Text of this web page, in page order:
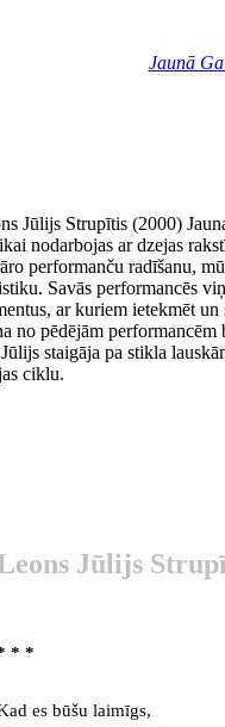
Jaunā
Jūlijs Strupītis (2000)
nodarbojas ar dzejas
performanču radīšanu,
Savās performancēs
ar kuriem ietekmēt
no pēdējām performancēm
staigāja pa stikla
ciklu.
Jūlijs
* *
es būšu laimīgs,